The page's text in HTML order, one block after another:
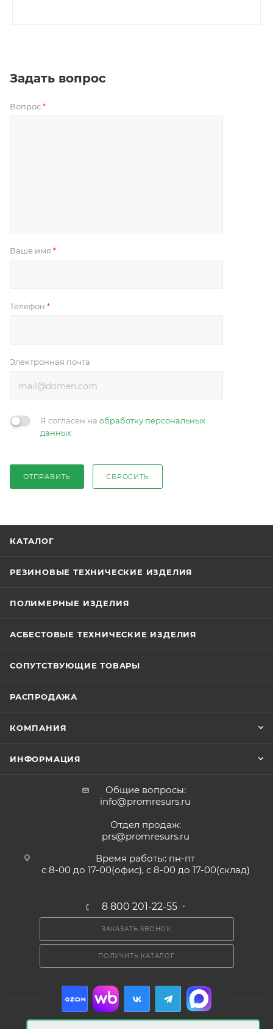
Задать вопрос
Вопрос *
Ваше имя *
Телефон *
Электронная почта
Я согласен на обработку персональных
данных
ОТПРАВИТЬ СБРОСИТЬ
КАТАЛОГ
РЕЗИНОВЫЕ ТЕХНИЧЕСКИЕ ИЗДЕЛИЯ
ПОЛИМЕРНЫЕ ИЗДЕЛИЯ
АСБЕСТОВЫЕ ТЕХНИЧЕСКИЕ ИЗДЕЛИЯ
СОПУТСТВУЮЩИЕ ТОВАРЫ
РАСПРОДАЖА
КОМПАНИЯ
ИНФОРМАЦИЯ
Общие вопросы:
info@promresurs.ru
Отдел продаж:
prs@promresurs.ru
Время работы: пн-пт
с 8-00 до 17-00(офис), с 8-00 до 17-00(склад)
8 800 201-22-55
ЗАКАЗАТЬ ЗВОНОК
ПОЛУЧИТЬ КАТАЛОГ